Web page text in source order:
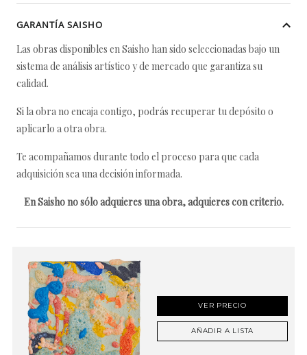
GARANTÍA SAISHO
Las obras disponibles en Saisho han sido seleccionadas bajo un
sistema de análisis artístico y de mercado que garantiza su
calidad.
Si la obra no encaja contigo, podrás recuperar tu depósito o
aplicarlo a otra obra.
Te acompañamos durante todo el proceso para que cada
adquisición sea una decisión informada.
En Saisho no sólo adquieres una obra, adquieres con criterio.
VER PRECIO
AÑADIR A LISTA